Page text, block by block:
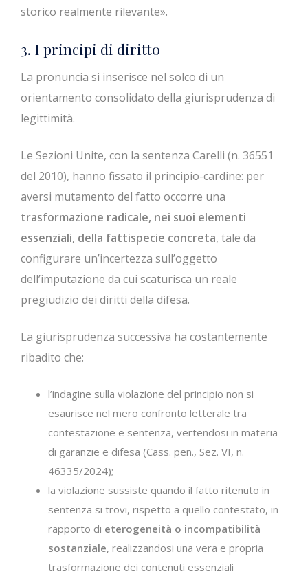
storico realmente rilevante».
3. I principi di diritto
La pronuncia si inserisce nel solco di un
orientamento consolidato della giurisprudenza di
legittimità.
Le Sezioni Unite, con la sentenza Carelli (n. 36551
del 2010), hanno fissato il principio-cardine: per
aversi mutamento del fatto occorre una
trasformazione radicale, nei suoi elementi
essenziali, della fattispecie concreta, tale da
configurare un’incertezza sull’oggetto
dell’imputazione da cui scaturisca un reale
pregiudizio dei diritti della difesa.
La giurisprudenza successiva ha costantemente
ribadito che:
l’indagine sulla violazione del principio non si
esaurisce nel mero confronto letterale tra
contestazione e sentenza, vertendosi in materia
di garanzie e difesa (Cass. pen., Sez. VI, n.
46335/2024);
la violazione sussiste quando il fatto ritenuto in
sentenza si trovi, rispetto a quello contestato, in
rapporto di eterogeneità o incompatibilità
sostanziale, realizzandosi una vera e propria
trasformazione dei contenuti essenziali